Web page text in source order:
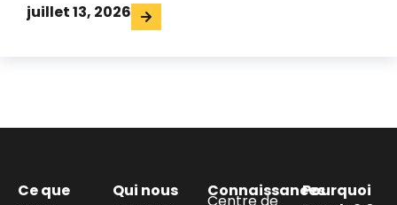
juillet 13, 2026
Ce que
Qui nous
Connaissances
Centre de
Pourquoi